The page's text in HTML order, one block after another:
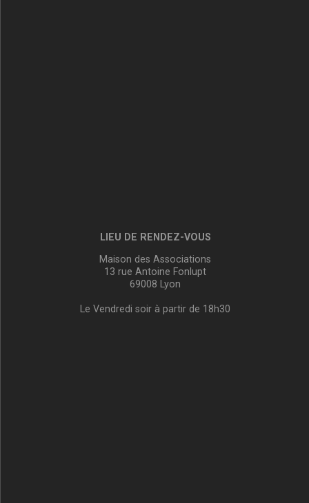
LIEU DE RENDEZ-VOUS
Maison des Associations
13 rue Antoine Fonlupt
69008 Lyon
Le Vendredi soir à partir de 18h30